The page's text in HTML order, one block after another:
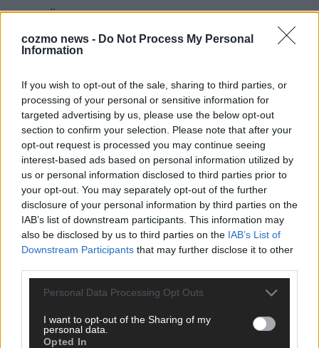
cozmo news - Do Not Process My Personal
Information
If you wish to opt-out of the sale, sharing to third parties, or
processing of your personal or sensitive information for
targeted advertising by us, please use the below opt-out
section to confirm your selection. Please note that after your
opt-out request is processed you may continue seeing
interest-based ads based on personal information utilized by
us or personal information disclosed to third parties prior to
your opt-out. You may separately opt-out of the further
disclosure of your personal information by third parties on the
IAB’s list of downstream participants. This information may
also be disclosed by us to third parties on the IAB’s List of
Downstream Participants that may further disclose it to other
Personal Data Processing Opt Outs
I want to opt-out of the Sharing of my
personal data.
Opted In
Über Redaktion | FLASH UP 22529 Artikel
Hier schreiben, posten und kuratieren unsere Redakteur alles,
was euch wirklich interessiert! Wir sind das Team hinter den
brandheiße Nachrichten, coole Tipps, spannende Hintergründe
oder crazy Trends – wir checken alles für euch, filtern das
Wichtigste raus und bringen’s auf den Punkt.
TOP STORIES
Monaco, Sallys Café, Westernbrauerei – der
Europa-Park 2026 macht vieles neu
EXTRA
Juni 2026